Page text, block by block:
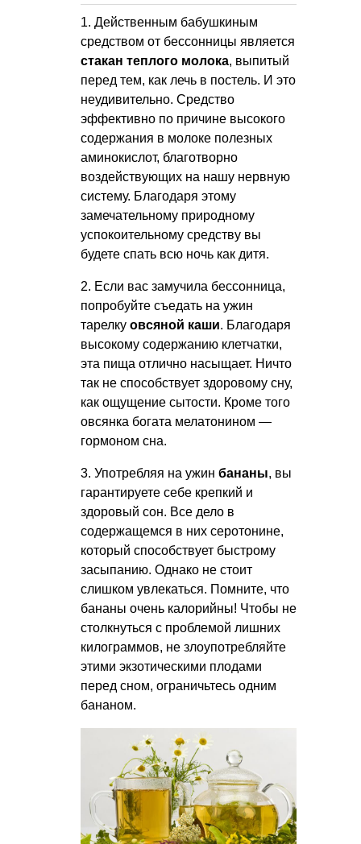
1. Действенным бабушкиным
средством от бессонницы является
стакан теплого молока, выпитый
перед тем, как лечь в постель. И это
неудивительно. Средство
эффективно по причине высокого
содержания в молоке полезных
аминокислот, благотворно
воздействующих на нашу нервную
систему. Благодаря этому
замечательному природному
успокоительному средству вы
будете спать всю ночь как дитя.
2. Если вас замучила бессонница,
попробуйте съедать на ужин
тарелку овсяной каши. Благодаря
высокому содержанию клетчатки,
эта пища отлично насыщает. Ничто
так не способствует здоровому сну,
как ощущение сытости. Кроме того
овсянка богата мелатонином —
гормоном сна.
3. Употребляя на ужин бананы, вы
гарантируете себе крепкий и
здоровый сон. Все дело в
содержащемся в них серотонине,
который способствует быстрому
засыпанию. Однако не стоит
слишком увлекаться. Помните, что
бананы очень калорийны! Чтобы не
столкнуться с проблемой лишних
килограммов, не злоупотребляйте
этими экзотическими плодами
перед сном, ограничьтесь одним
бананом.